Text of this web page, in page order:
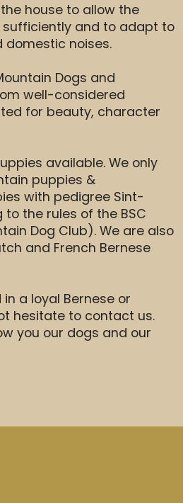
house to allow the
sufficiently and to adapt to
domestic noises.
Dogs and
well-considered
for beauty, character
available. We only
puppies &
with pedigree Sint-
the rules of the BSC
Dog Club). We are also
and French Bernese
a loyal Bernese or
hesitate to contact us.
you our dogs and our